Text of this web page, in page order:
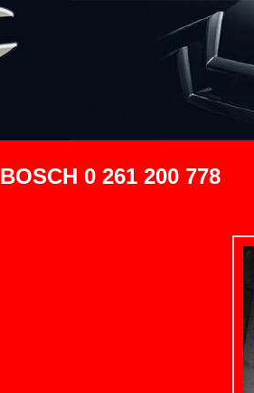
BOSCH 0 261 200 778